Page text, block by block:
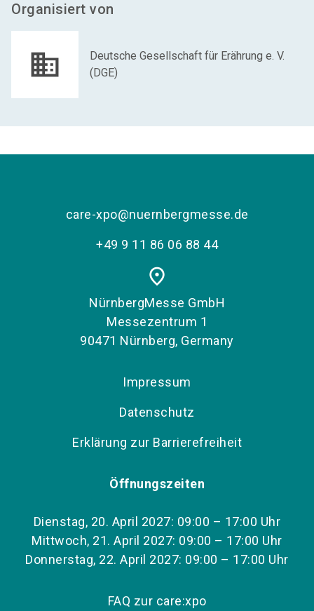
Organisiert von
Deutsche Gesellschaft für Erährung e. V.
(DGE)
care-xpo@nuernbergmesse.de
+49 9 11 86 06 88 44
place
NürnbergMesse GmbH
Messezentrum 1
90471 Nürnberg, Germany
Impressum
Datenschutz
Erklärung zur Barrierefreiheit
Öffnungszeiten
Dienstag, 20. April 2027: 09:00 – 17:00 Uhr
Mittwoch, 21. April 2027: 09:00 – 17:00 Uhr
Donnerstag, 22. April 2027: 09:00 – 17:00 Uhr
FAQ zur care:xpo